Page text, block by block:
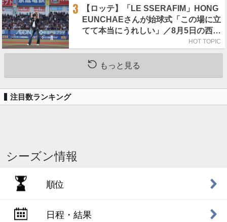
3
【ロッテ】「LE SSERAFIM」HONG
EUNCHAEさんが始球式「この場に立
てて本当にうれしい」／8月5日の西武
HOT TOPIC
もっと見る
注目数ランキング
シーズン情報
順位
日程・結果